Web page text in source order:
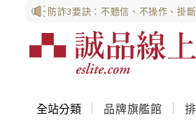
防詐3要訣：不聽信、不操作、掛
全站分類 品牌旗艦館